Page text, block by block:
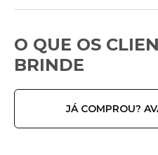
O QUE OS
BRINDE
JÁ COMPROU?